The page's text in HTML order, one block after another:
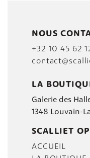
NOUS
+32 10 45 62
LA
Galerie des
1348 Louvain-
SCALLIET
ACCUEIL